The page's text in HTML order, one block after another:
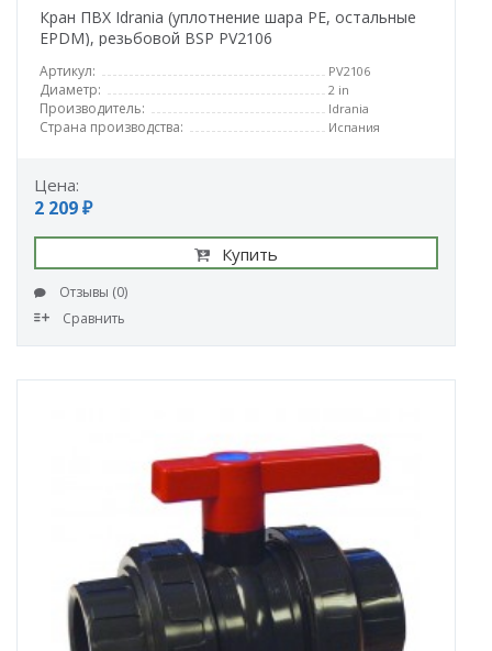
Кран ПВХ Idrania (уплотнение шара PE, остальные
EPDM), резьбовой BSP PV2106
Артикул: PV2106
Диаметр: 2 in
Производитель: Idrania
Страна производства: Испания
Цена:
2 209 ₽
Купить
Отзывы (0)
Сравнить